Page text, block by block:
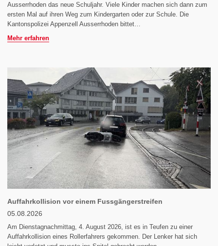
Ausserrhoden das neue Schuljahr. Viele Kinder machen sich dann zum
ersten Mal auf ihren Weg zum Kindergarten oder zur Schule. Die
Kantonspolizei Appenzell Ausserrhoden bittet…
Mehr erfahren
Auffahrkollision vor einem Fussgängerstreifen
05.08.2026
Am Dienstagnachmittag, 4. August 2026, ist es in Teufen zu einer
Auffahrkollision eines Rollerfahrers gekommen. Der Lenker hat sich